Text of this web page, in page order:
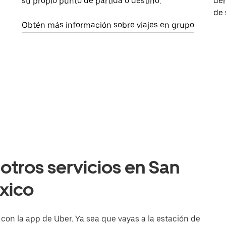
Obtén más información sobre viajes en grupo
de
servicios en San
la app de Uber. Ya sea que vayas a la estación de